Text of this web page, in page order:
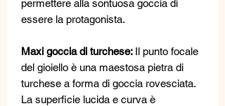
permettere alla sontuosa goccia di
essere la protagonista.
Maxi goccia di turchese: Il punto focale
del gioiello è una maestosa pietra di
turchese a forma di goccia rovesciata.
La superficie lucida e curva è